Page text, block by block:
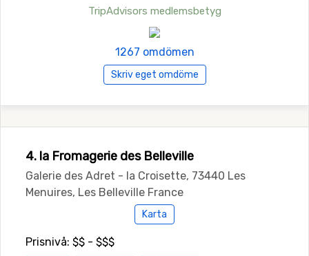
TripAdvisors medlemsbetyg
1267 omdömen
Skriv eget omdöme
4. la Fromagerie des Belleville
Galerie des Adret - la Croisette, 73440 Les
Menuires, Les Belleville France
Karta
Prisnivå: $$ - $$$